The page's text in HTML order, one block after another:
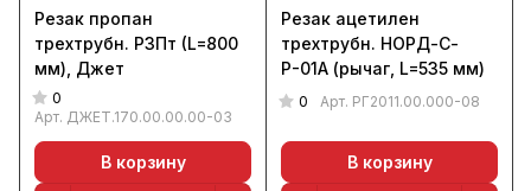
Резак пропан
трехтрубн. Р3Пт (L=800
мм), Джет
0
Арт. ДЖЕТ.170.00.00.00-03
В корзину
Резак ацетилен
трехтрубн. НОРД-С-
Р-01А (рычаг, L=535 мм)
0 Арт. РГ2011.00.000-08
В корзину